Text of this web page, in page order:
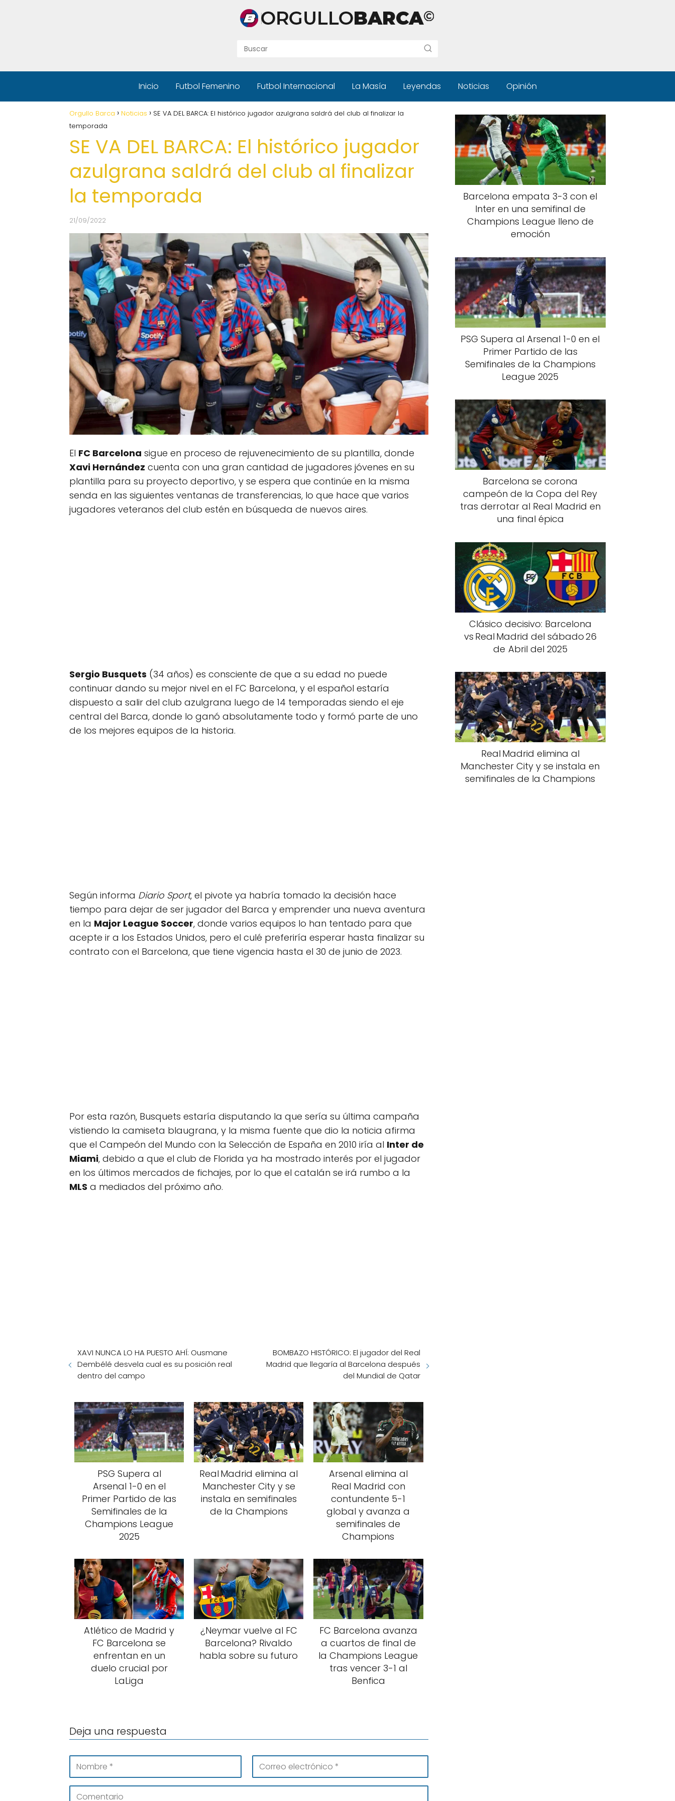
Inicio Futbol Femenino Futbol Internacional La Masía Leyendas Noticias Opinión
Orgullo Barca Noticias
SE VA DEL BARCA: El histórico jugador azulgrana saldrá del club al finalizar la
temporada
SE VA DEL BARCA: El histórico jugador
azulgrana saldrá del club al finalizar
la temporada
21/09/2022
El FC Barcelona sigue en proceso de rejuvenecimiento de su plantilla, donde
Xavi Hernández cuenta con una gran cantidad de jugadores jóvenes en su
plantilla para su proyecto deportivo, y se espera que continúe en la misma
senda en las siguientes ventanas de transferencias, lo que hace que varios
jugadores veteranos del club estén en búsqueda de nuevos aires.
Sergio Busquets (34 años) es consciente de que a su edad no puede
continuar dando su mejor nivel en el FC Barcelona, y el español estaría
dispuesto a salir del club azulgrana luego de 14 temporadas siendo el eje
central del Barca, donde lo ganó absolutamente todo y formó parte de uno
de los mejores equipos de la historia.
Según informa Diario Sport, el pivote ya habría tomado la decisión hace
tiempo para dejar de ser jugador del Barca y emprender una nueva aventura
en la Major League Soccer, donde varios equipos lo han tentado para que
acepte ir a los Estados Unidos, pero el culé preferiría esperar hasta finalizar su
contrato con el Barcelona, que tiene vigencia hasta el 30 de junio de 2023.
Por esta razón, Busquets estaría disputando la que sería su última campaña
vistiendo la camiseta blaugrana, y la misma fuente que dio la noticia afirma
que el Campeón del Mundo con la Selección de España en 2010 iría al Inter de
Miami, debido a que el club de Florida ya ha mostrado interés por el jugador
en los últimos mercados de fichajes, por lo que el catalán se irá rumbo a la
MLS a mediados del próximo año.
XAVI NUNCA LO HA PUESTO AHÍ: Ousmane
Dembélé desvela cual es su posición real
dentro del campo
BOMBAZO HISTÓRICO: El jugador del Real
Madrid que llegaría al Barcelona después
del Mundial de Qatar
PSG Supera al
Arsenal 1-0 en el
Primer Partido de las
Semifinales de la
Champions League
2025
Real Madrid elimina al
Manchester City y se
instala en semifinales
de la Champions
Arsenal elimina al
Real Madrid con
contundente 5-1
global y avanza a
semifinales de
Champions
Atlético de Madrid y
FC Barcelona se
enfrentan en un
duelo crucial por
LaLiga
¿Neymar vuelve al FC
Barcelona? Rivaldo
habla sobre su futuro
FC Barcelona avanza
a cuartos de final de
la Champions League
tras vencer 3-1 al
Benfica
Deja una respuesta
Barcelona empata 3-3 con el
Inter en una semifinal de
Champions League lleno de
emoción
PSG Supera al Arsenal 1-0 en el
Primer Partido de las
Semifinales de la Champions
League 2025
Barcelona se corona
campeón de la Copa del Rey
tras derrotar al Real Madrid en
una final épica
Clásico decisivo: Barcelona
vs Real Madrid del sábado 26
de Abril del 2025
Real Madrid elimina al
Manchester City y se instala en
semifinales de la Champions